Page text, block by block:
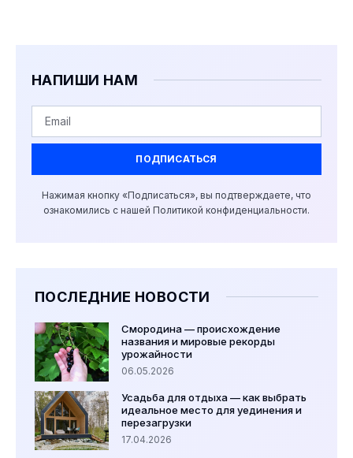
НАПИШИ НАМ
ПОДПИСАТЬСЯ
Нажимая кнопку «Подписаться», вы подтверждаете, что
ознакомились с нашей Политикой конфиденциальности.
ПОСЛЕДНИЕ НОВОСТИ
Смородина — происхождение
названия и мировые рекорды
урожайности
06.05.2026
Усадьба для отдыха — как выбрать
идеальное место для уединения и
перезагрузки
17.04.2026